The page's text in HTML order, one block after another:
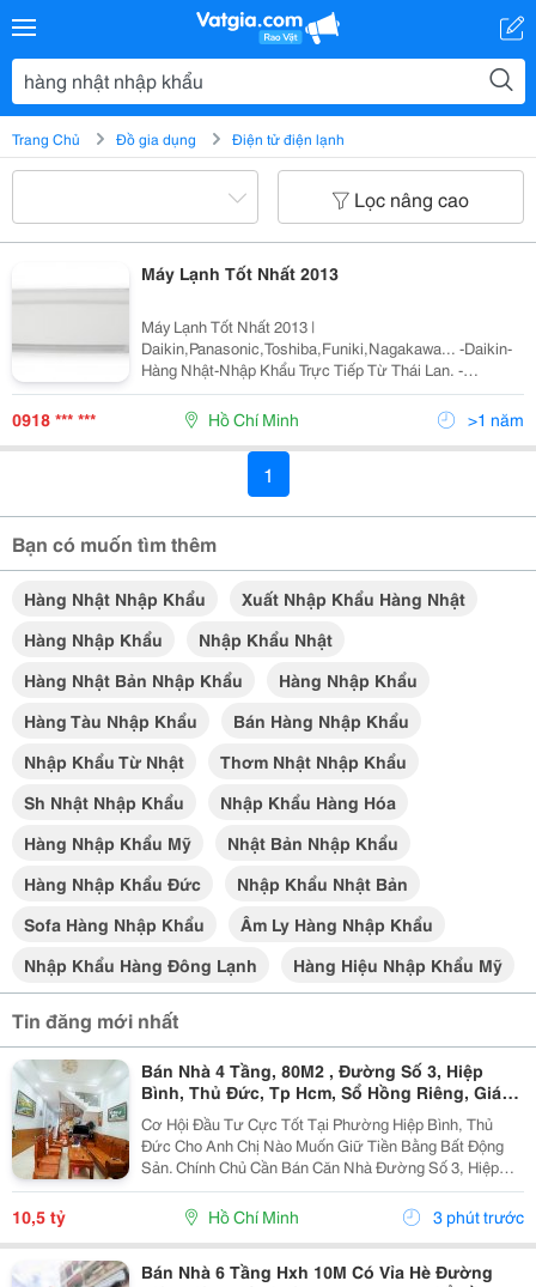
Trang Chủ Đồ gia dụng Điện tử điện lạnh
Lọc nâng cao
Máy Lạnh Tốt Nhất 2013
Máy Lạnh Tốt Nhất 2013 |
Daikin,Panasonic,Toshiba,Funiki,Nagakawa... -Daikin-
Hàng Nhật-Nhập Khẩu Trực Tiếp Từ Thái Lan. -
Panasonic-Hàng Nhật-Nhập Khẩu Trực Tiếp Từ
Malaysia. ----------------------------------------------------------------
0918 *** *** Hồ Chí Minh >1 năm
1
Bạn có muốn tìm thêm
Hàng Nhật Nhập Khẩu
Xuất Nhập Khẩu Hàng Nhật
Hàng Nhập Khẩu
Nhập Khẩu Nhật
Hàng Nhật Bản Nhập Khẩu
Hàng Nhập Khẩu
Hàng Tàu Nhập Khẩu
Bán Hàng Nhập Khẩu
Nhập Khẩu Từ Nhật
Thơm Nhật Nhập Khẩu
Sh Nhật Nhập Khẩu
Nhập Khẩu Hàng Hóa
Hàng Nhập Khẩu Mỹ
Nhật Bản Nhập Khẩu
Hàng Nhập Khẩu Đức
Nhập Khẩu Nhật Bản
Sofa Hàng Nhập Khẩu
Âm Ly Hàng Nhập Khẩu
Nhập Khẩu Hàng Đông Lạnh
Hàng Hiệu Nhập Khẩu Mỹ
Tin đăng mới nhất
Bán Nhà 4 Tầng, 80M2 , Đường Số 3, Hiệp
Bình, Thủ Đức, Tp Hcm, Sổ Hồng Riêng, Giá
10.5 Tỷ.
Cơ Hội Đầu Tư Cực Tốt Tại Phường Hiệp Bình, Thủ
Đức Cho Anh Chị Nào Muốn Giữ Tiền Bằng Bất Động
Sản. Chính Chủ Cần Bán Căn Nhà Đường Số 3, Hiệp
Bình Phước Cũ, Chỉ Vài Bước Là Ra Ql13, Sát Vạn
Phúc City, Vị Trí Rất Đẹp, Khu Vực Dân Trí Cao Và
10,5 tỷ Hồ Chí Minh 3 phút trước
Bán Nhà 6 Tầng Hxh 10M Có Vỉa Hè Đường